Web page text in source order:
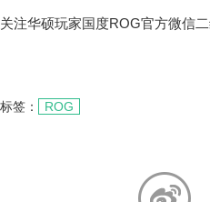
关注华硕玩家国度ROG官方微信
标签： ROG